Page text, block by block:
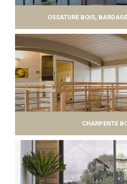
OSSATURE BOIS,
CHARPENTE